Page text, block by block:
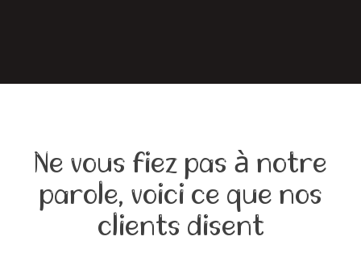
Ne vous fiez pas à notre
parole, voici ce que nos
clients disent